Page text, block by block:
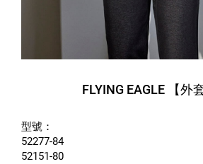
FLYING EAGLE 【外
型號：
52277-84
52151-80